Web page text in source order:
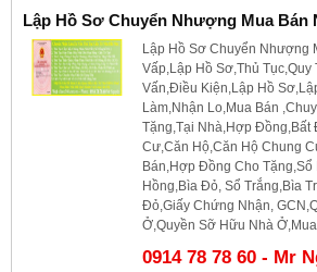
Lập Hồ Sơ Chuyển Nhượng Mua Bán
Lập Hồ Sơ Chuyển Nhượng
Vấp,Lập Hồ Sơ,Thủ Tục,Quy
Vấn,Điều Kiện,Lập Hồ
Làm,Nhận Lo,Mua Bán
Tặng,Tại Nhà,Hợp Đồng,Bất
Cư,Căn Hộ,Căn Hộ Chung
Bán,Hợp Đồng Cho Tặng,Sổ
Hồng,Bìa Đỏ, Sổ Trắng,Bìa
Đỏ,Giấy Chứng Nhận,
Ở,Quyền Sỡ Hữu Nhà
0914 78 78 60 - Mr